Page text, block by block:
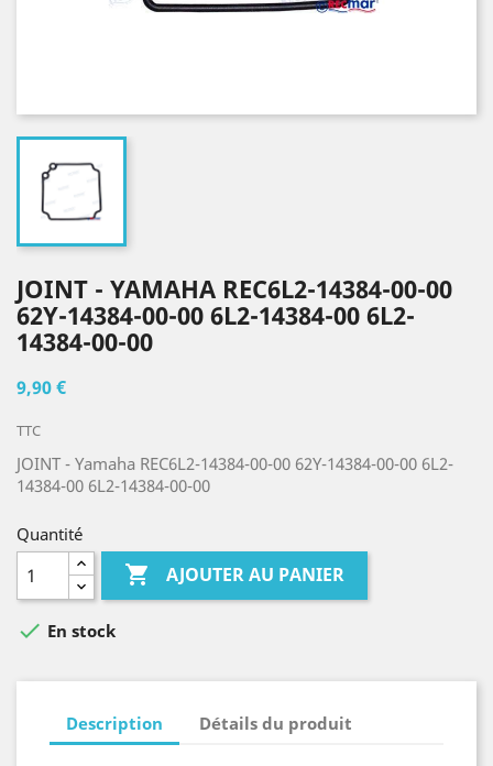
JOINT - YAMAHA REC6L2-14384-00-00
62Y-14384-00-00 6L2-14384-00 6L2-
14384-00-00
9,90 €
TTC
JOINT - Yamaha REC6L2-14384-00-00 62Y-14384-00-00 6L2-
14384-00 6L2-14384-00-00
Quantité
 AJOUTER AU PANIER
 En stock
Description Détails du produit